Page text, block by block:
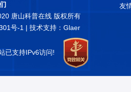
唐山科普在线 版权所有
号-1 | 技术支持：Glaer
已支持IPv6访问!
友